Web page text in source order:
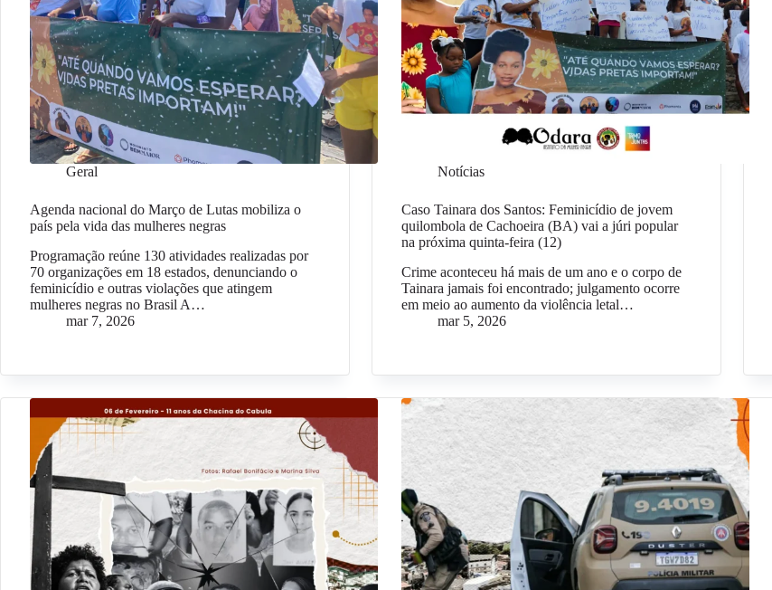
Geral
Agenda nacional do Março de Lutas mobiliza o
país pela vida das mulheres negras
Programação reúne 130 atividades realizadas por
70 organizações em 18 estados, denunciando o
feminicídio e outras violações que atingem
mulheres negras no Brasil A…
mar 7, 2026
Notícias
Caso Tainara dos Santos: Feminicídio de jovem
quilombola de Cachoeira (BA) vai a júri popular
na próxima quinta-feira (12)
Crime aconteceu há mais de um ano e o corpo de
Tainara jamais foi encontrado; julgamento ocorre
em meio ao aumento da violência letal…
mar 5, 2026